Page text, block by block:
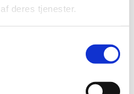
deres tjenester.